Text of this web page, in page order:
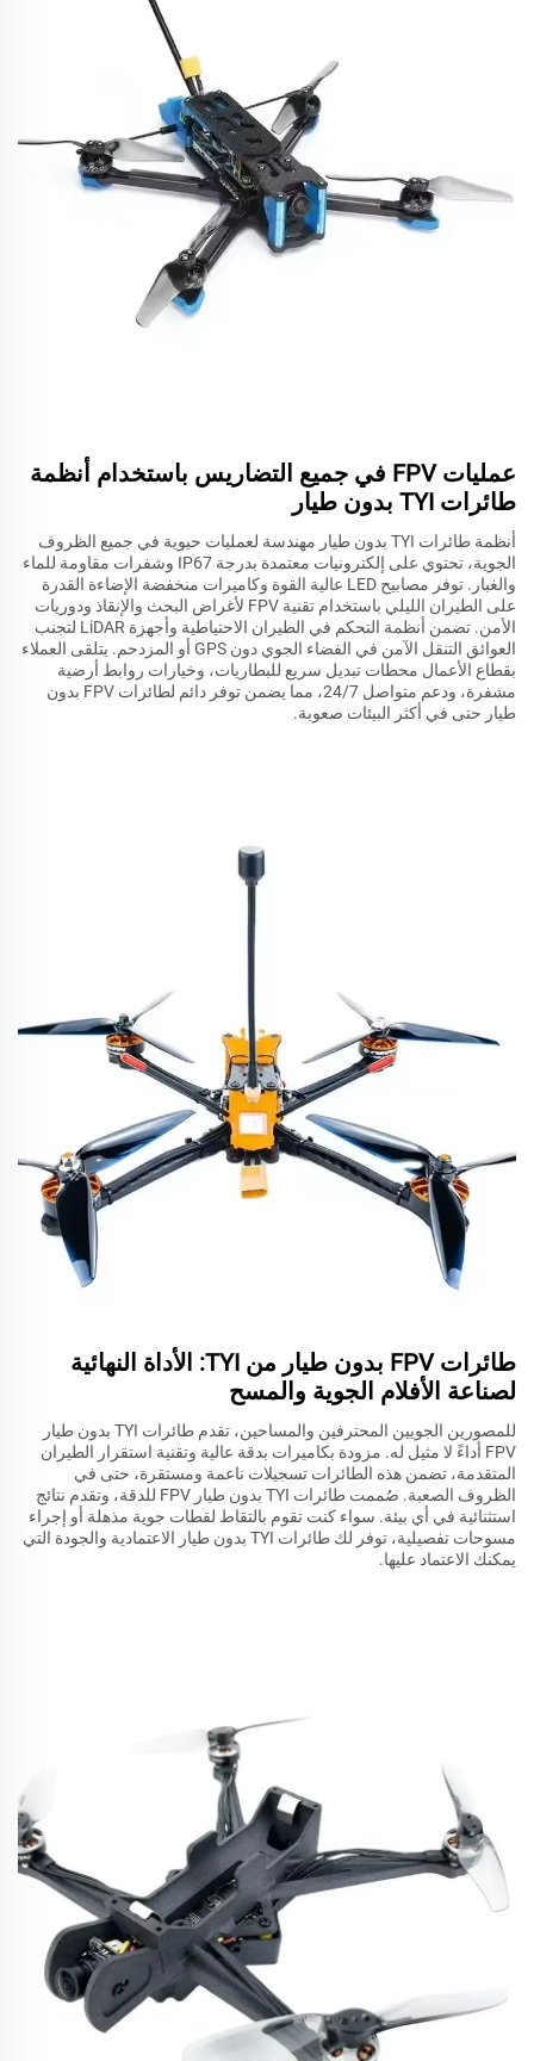
عمليات FPV في جميع التضاريس باستخدام أنظمة
طائرات TYI بدون طيار
أنظمة طائرات TYI بدون طيار مهندسة لعمليات حيوية في جميع الظروف
الجوية، تحتوي على إلكترونيات معتمدة بدرجة IP67 وشفرات مقاومة للماء
والغبار. توفر مصابيح LED عالية القوة وكاميرات منخفضة الإضاءة القدرة
على الطيران الليلي باستخدام تقنية FPV لأغراض البحث والإنقاذ ودوريات
الأمن. تضمن أنظمة التحكم في الطيران الاحتياطية وأجهزة LiDAR لتجنب
العوائق التنقل الآمن في الفضاء الجوي دون GPS أو المزدحم. يتلقى العملاء
بقطاع الأعمال محطات تبديل سريع للبطاريات، وخيارات روابط أرضية
مشفرة، ودعم متواصل 24/7، مما يضمن توفر دائم لطائرات FPV بدون
طيار حتى في أكثر البيئات صعوبة.
طائرات FPV بدون طيار من TYI: الأداة النهائية
لصناعة الأفلام الجوية والمسح
للمصورين الجويين المحترفين والمساحين، تقدم طائرات TYI بدون طيار
FPV أداءً لا مثيل له. مزودة بكاميرات بدقة عالية وتقنية استقرار الطيران
المتقدمة، تضمن هذه الطائرات تسجيلات ناعمة ومستقرة، حتى في
الظروف الصعبة. صُممت طائرات TYI بدون طيار FPV للدقة، وتقدم نتائج
استثنائية في أي بيئة. سواء كنت تقوم بالتقاط لقطات جوية مذهلة أو إجراء
مسوحات تفصيلية، توفر لك طائرات TYI بدون طيار الاعتمادية والجودة التي
يمكنك الاعتماد عليها.